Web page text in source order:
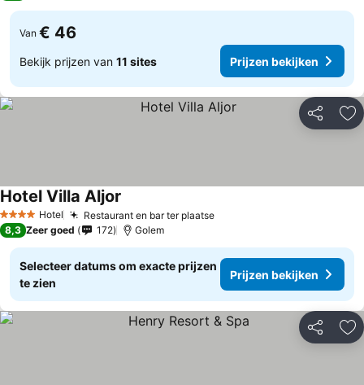
Van € 46
Bekijk prijzen van 11 sites Prijzen bekijken
Delen
4 SterrenHotel Restaurant en bar ter plaatse
Hotel Villa Aljor
8,3 Zeer goed 172 Golem
Selecteer datums om exacte prijzen
te zien
Prijzen bekijken
Delen